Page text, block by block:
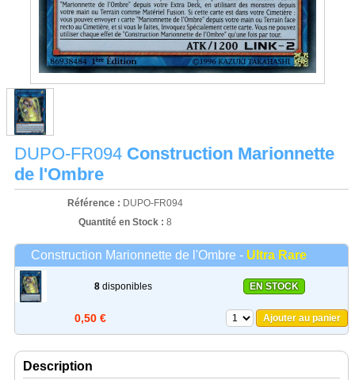
DUPO-FR094 Construction Marionnette
de l'Ombre
Référence : DUPO-FR094
Quantité en Stock : 8
Construction Marionnette de l'Ombre - Ultra Rare
8 disponibles EN STOCK
0,50 € Ajouter au panier
Description